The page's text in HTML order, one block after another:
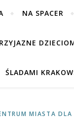
NA SPACER
ŚLADAMI
MIASTA DLA